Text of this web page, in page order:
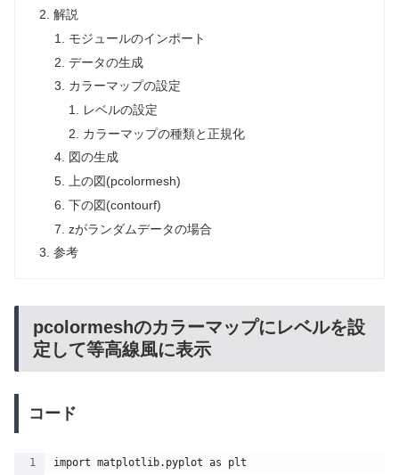
解説
モジュールのインポート
データの生成
カラーマップの設定
レベルの設定
カラーマップの種類と正規化
図の生成
上の図(pcolormesh)
下の図(contourf)
zがランダムデータの場合
参考
pcolormeshのカラーマップにレベルを設
定して等高線風に表示
コード
import matplotlib.pyplot as plt